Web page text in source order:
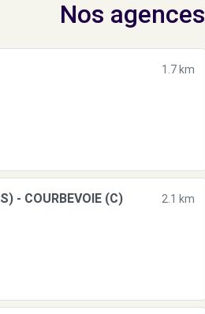
Nos agences
1.7 km
- COURBEVOIE (C)
2.1 km